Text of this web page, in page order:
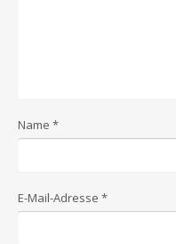
Name *
E-Mail-Adresse *